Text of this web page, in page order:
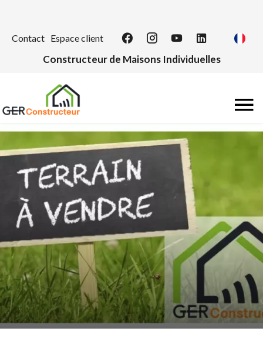
Contact Espace client
Constructeur de Maisons Individuelles